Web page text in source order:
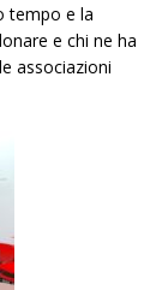
tempo e la
e chi ne ha
associazioni